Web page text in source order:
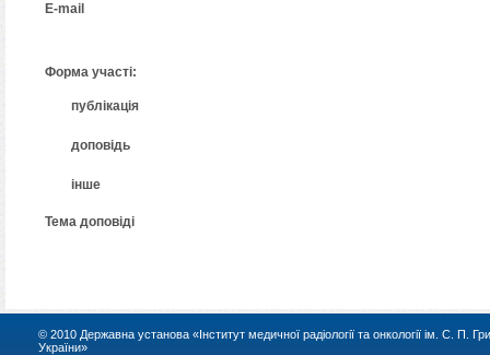
Е-mail
Форма участі:
 публікація
 доповідь
 інше
Тема доповіді
© 2010 Державна установа «Інститут медичної радіології та онкології ім. С. П.
України»